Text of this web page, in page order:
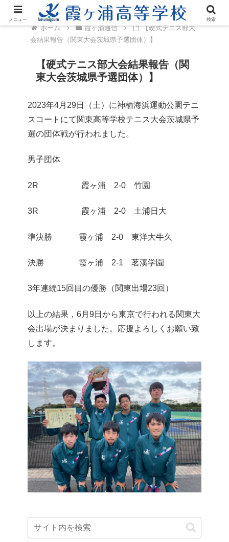
ホーム 霞ヶ浦通信
【硬式テニス部大
会結果報告（関東大会茨城県予選団体）】
【硬式テニス部大会結果報告（関
東大会茨城県予選団体）】
2023年4月29日（土）に神栖海浜運動公園テニ
スコートにて関東高等学校テニス大会茨城県予
選の団体戦が行われました。
男子団体
2R 霞ヶ浦 2-0 竹園
3R 霞ヶ浦 2-0 土浦日大
準決勝 霞ヶ浦 2-0 東洋大牛久
決勝 霞ヶ浦 2-1 茗溪学園
3年連続15回目の優勝（関東出場23回）
以上の結果，6月9日から東京で行われる関東大
会出場が決まりました。応援よろしくお願い致
します。
メニュー 検索